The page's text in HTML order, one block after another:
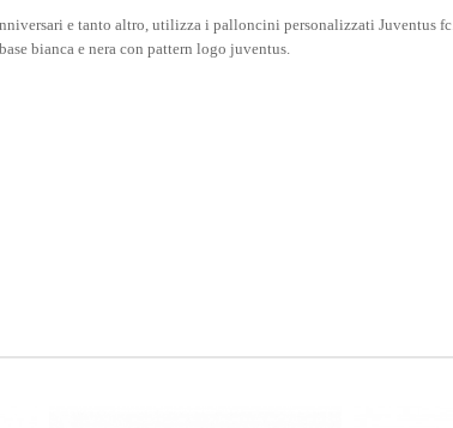
e tanto altro, utilizza i palloncini personalizzati Juventus fc.
bianca e nera con pattern logo juventus.